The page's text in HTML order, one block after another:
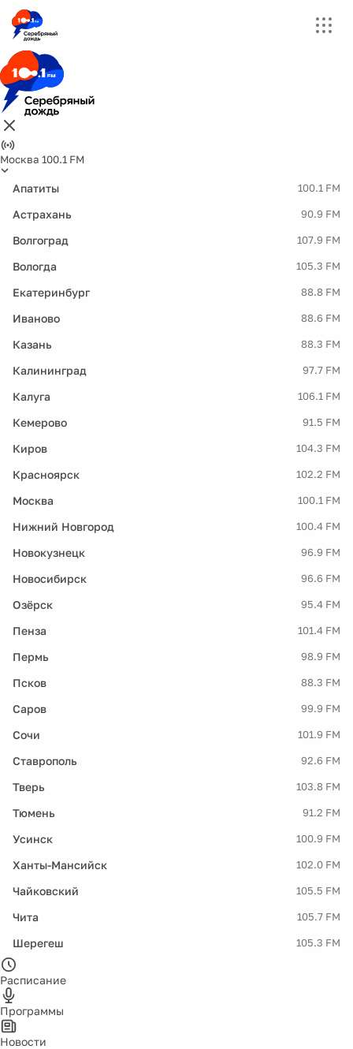
Москва 100.1 FM
Апатиты 100.1 FM
Астрахань 90.9 FM
Волгоград 107.9 FM
Вологда 105.3 FM
Екатеринбург 88.8 FM
Иваново 88.6 FM
Казань 88.3 FM
Калининград 97.7 FM
Калуга 106.1 FM
Кемерово 91.5 FM
Киров 104.3 FM
Красноярск 102.2 FM
Москва 100.1 FM
Нижний Новгород 100.4 FM
Новокузнецк 96.9 FM
Новосибирск 96.6 FM
Озёрск 95.4 FM
Пенза 101.4 FM
Пермь 98.9 FM
Псков 88.3 FM
Саров 99.9 FM
Сочи 101.9 FM
Ставрополь 92.6 FM
Тверь 103.8 FM
Тюмень 91.2 FM
Усинск 100.9 FM
Ханты-Мансийск 102.0 FM
Чайковский 105.5 FM
Чита 105.7 FM
Шерегеш 105.3 FM
Расписание
Программы
Новости